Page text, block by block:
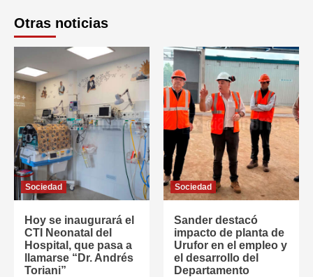
Otras noticias
Sociedad
Hoy se inaugurará el
CTI Neonatal del
Hospital, que pasa a
llamarse “Dr. Andrés
Toriani”
Sociedad
Sander destacó
impacto de planta de
Urufor en el empleo y
el desarrollo del
Departamento